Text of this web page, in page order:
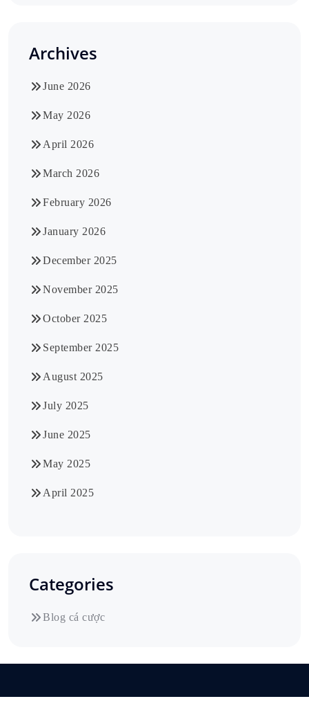
Archives
June 2026
May 2026
April 2026
March 2026
February 2026
January 2026
December 2025
November 2025
October 2025
September 2025
August 2025
July 2025
June 2025
May 2025
April 2025
Categories
Blog cá cược